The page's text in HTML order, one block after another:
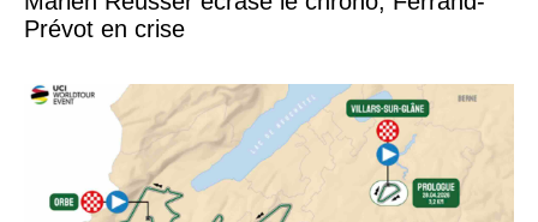
Prévot en crise